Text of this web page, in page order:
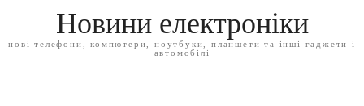
Новини електроніки
нові телефони, компютери, ноутбуки, планшети та інші гаджети і
автомобілі